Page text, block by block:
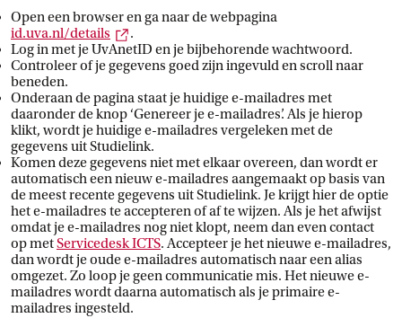
Open een browser en ga naar de webpagina
id.uva.nl/details
Externe link
.
Log in met je UvAnetID en je bijbehorende wachtwoord.
Controleer of je gegevens goed zijn ingevuld en scroll naar
beneden.
Onderaan de pagina staat je huidige e-mailadres met
daaronder de knop ‘Genereer je e-mailadres’. Als je hierop
klikt, wordt je huidige e-mailadres vergeleken met de
gegevens uit Studielink.
Komen deze gegevens niet met elkaar overeen, dan wordt er
automatisch een nieuw e-mailadres aangemaakt op basis van
de meest recente gegevens uit Studielink. Je krijgt hier de optie
het e-mailadres te accepteren of af te wijzen. Als je het afwijst
omdat je e-mailadres nog niet klopt, neem dan even contact
op metServicedesk ICTS. Accepteer je het nieuwe e-mailadres,
dan wordt je oude e-mailadres automatisch naar een alias
omgezet. Zo loop je geen communicatie mis. Het nieuwe e-
mailadres wordt daarna automatisch als je primaire e-
mailadres ingesteld.